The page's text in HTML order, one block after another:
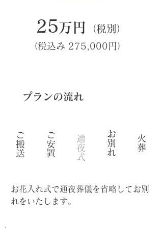
25万円 （税別）
（税込み 275,000円）
​プランの流れ
ご
搬
送
ご
安
置
通
夜
式
お
別
れ
火
葬
お花入れ式で通夜葬儀を省略してお別
れをいたします。